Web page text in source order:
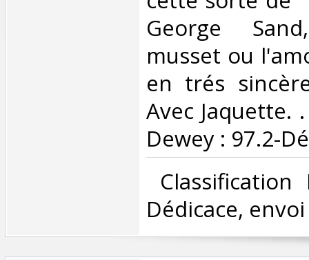
George
musset ou
en trés
Avec Jaquette.
Dewey : 97.2-
Dédicace, envoi‎